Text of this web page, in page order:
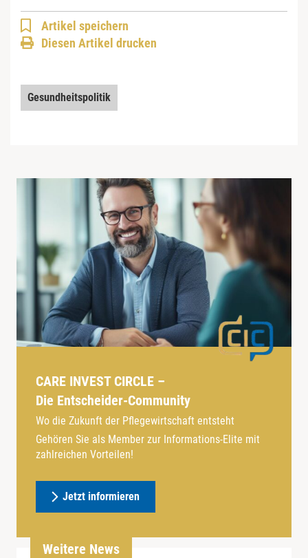
Artikel speichern
Diesen Artikel drucken
Gesundheitspolitik
CARE INVEST CIRCLE –
Die Entscheider-Community
Wo die Zukunft der Pflegewirtschaft entsteht
Gehören Sie als Member zur Informations-Elite mit
zahlreichen Vorteilen!
Jetzt informieren
Weitere News